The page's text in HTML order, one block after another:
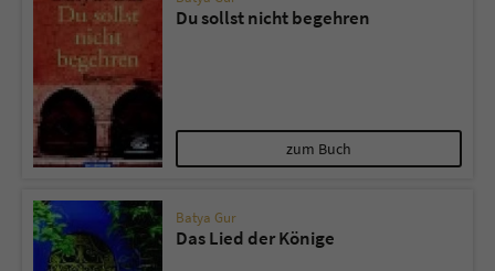
Du sollst nicht begehren
zum Buch
Batya Gur
Das Lied der Könige